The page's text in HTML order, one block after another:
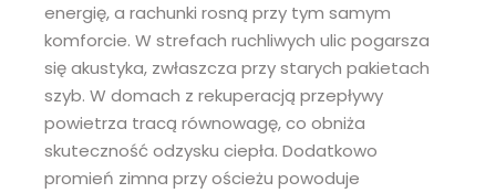
energię, a rachunki rosną przy tym samym
komforcie. W strefach ruchliwych ulic pogarsza
się akustyka, zwłaszcza przy starych pakietach
szyb. W domach z rekuperacją przepływy
powietrza tracą równowagę, co obniża
skuteczność odzysku ciepła. Dodatkowo
promień zimna przy ościeżu powoduje